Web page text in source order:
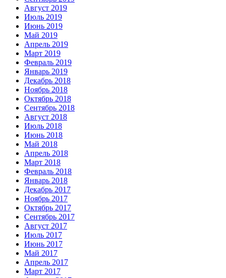
Август 2019
Июль 2019
Июнь 2019
Май 2019
Апрель 2019
Март 2019
Февраль 2019
Январь 2019
Декабрь 2018
Ноябрь 2018
Октябрь 2018
Сентябрь 2018
Август 2018
Июль 2018
Июнь 2018
Май 2018
Апрель 2018
Март 2018
Февраль 2018
Январь 2018
Декабрь 2017
Ноябрь 2017
Октябрь 2017
Сентябрь 2017
Август 2017
Июль 2017
Июнь 2017
Май 2017
Апрель 2017
Март 2017